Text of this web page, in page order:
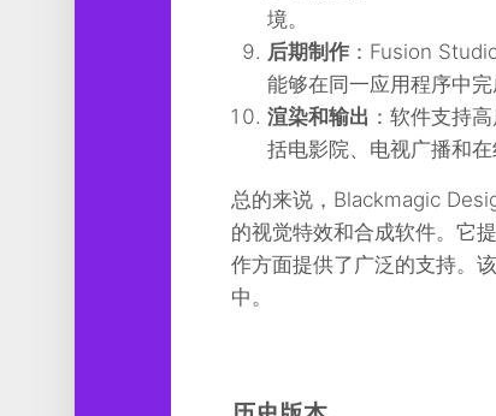
境。
后期制作 ：Fusion
能够在同一应用程序中完
渲染和输出 ：软件支持
括电影院、电视广播和在
总的来说，Blackmagic
的视觉特效和合成软件。它
作方面提供了广泛的支持。
中。